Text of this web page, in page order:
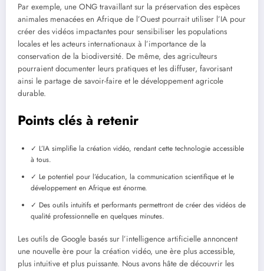
Par exemple, une ONG travaillant sur la préservation des espèces
animales menacées en Afrique de l’Ouest pourrait utiliser l’IA pour
créer des vidéos impactantes pour sensibiliser les populations
locales et les acteurs internationaux à l’importance de la
conservation de la biodiversité. De même, des agriculteurs
pourraient documenter leurs pratiques et les diffuser, favorisant
ainsi le partage de savoir-faire et le développement agricole
durable.
Points clés à retenir
✓ L’IA simplifie la création vidéo, rendant cette technologie accessible
à tous.
✓ Le potentiel pour l’éducation, la communication scientifique et le
développement en Afrique est énorme.
✓ Des outils intuitifs et performants permettront de créer des vidéos de
qualité professionnelle en quelques minutes.
Les outils de Google basés sur l’intelligence artificielle annoncent
une nouvelle ère pour la création vidéo, une ère plus accessible,
plus intuitive et plus puissante. Nous avons hâte de découvrir les